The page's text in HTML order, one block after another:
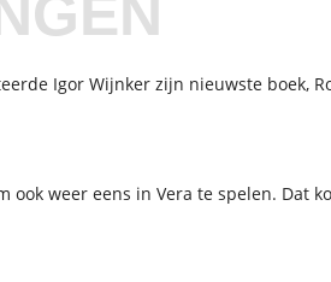
Igor Wijnker zijn nieuwste boek,
ook weer eens in Vera te spelen. Dat